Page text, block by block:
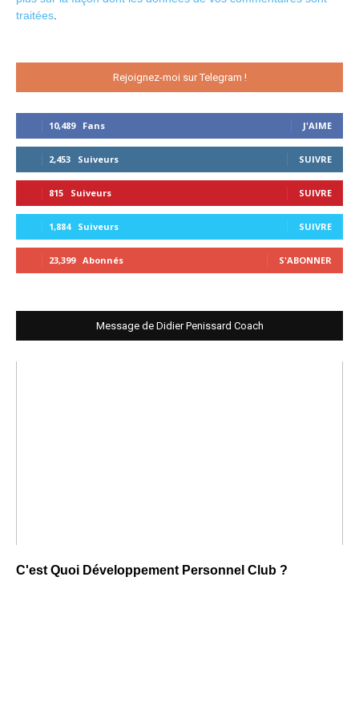
traitées
Rejoignez-moi sur Telegram !
10,489 Fans J'AIME
2,453 Suiveurs SUIVRE
815 Suiveurs SUIVRE
1,884 Suiveurs SUIVRE
23,399 Abonnés S'ABONNER
Message de Didier Penissard Coach
C'est Quoi Développement Personnel Club ?